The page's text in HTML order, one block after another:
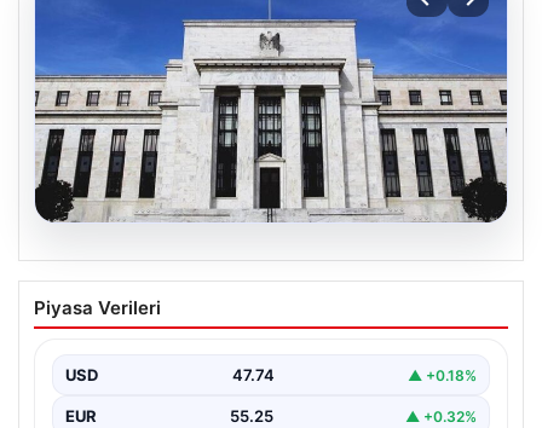
06.08.2026
Fed faizi sabit tuttu
{ “title”: “ABD Merkez Bankası Faiz Oranında Değişiklik
Piyasa Verileri
USD 47.74 ▲ +0.18%
EUR 55.25 ▲ +0.32%